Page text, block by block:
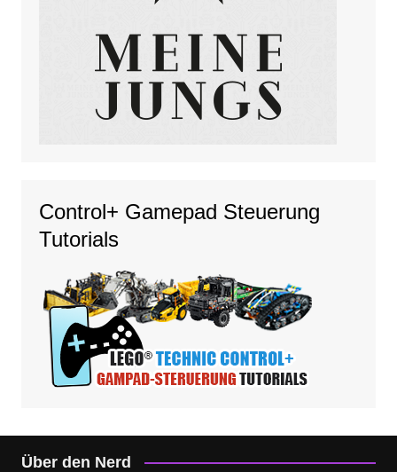
Control+ Gamepad Steuerung
Tutorials
Über den Nerd